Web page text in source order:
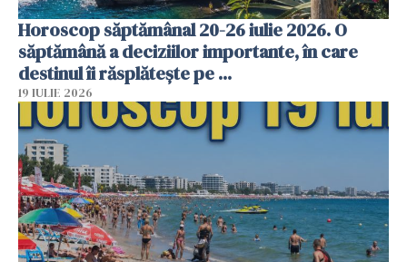
Horoscop săptămânal 20-26 iulie 2026. O
săptămână a deciziilor importante, în care
destinul îi răsplătește pe ...
19 IULIE 2026